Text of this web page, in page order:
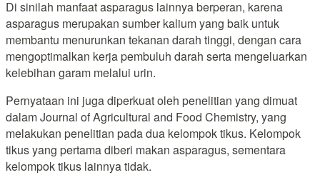
Di sinilah manfaat asparagus lainnya berperan, karena
asparagus merupakan sumber kalium yang baik untuk
membantu menurunkan tekanan darah tinggi, dengan cara
mengoptimalkan kerja pembuluh darah serta mengeluarkan
kelebihan garam melalui urin.
Pernyataan ini juga diperkuat oleh penelitian yang dimuat
dalam Journal of Agricultural and Food Chemistry, yang
melakukan penelitian pada dua kelompok tikus. Kelompok
tikus yang pertama diberi makan asparagus, sementara
kelompok tikus lainnya tidak.